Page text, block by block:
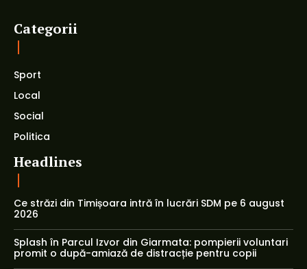
Categorii
Sport
Local
Social
Politica
Headlines
Ce străzi din Timișoara intră în lucrări SDM pe 6 august
2026
Splash în Parcul Izvor din Giarmata: pompierii voluntari
promit o după-amiază de distracție pentru copii